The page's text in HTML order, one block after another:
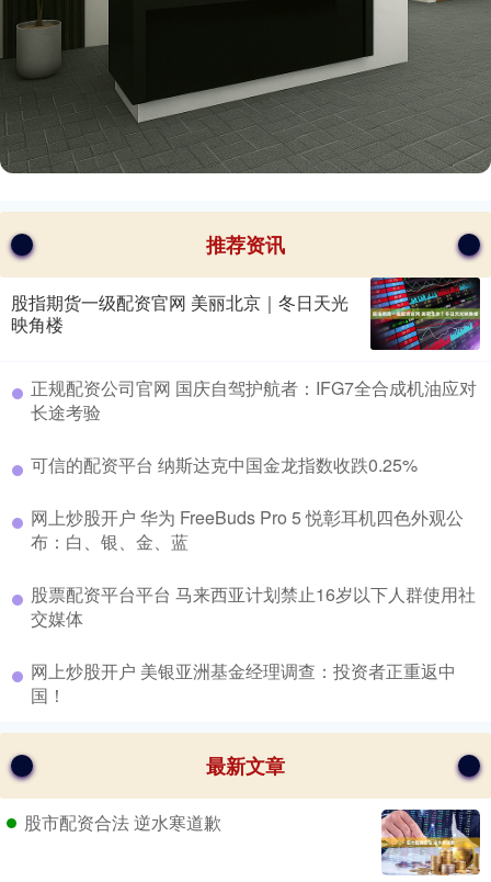
推荐资讯
股指期货一级配资官网 美丽北京｜冬日天光
映角楼
​正规配资公司官网 国庆自驾护航者：IFG7全合成机油应对
长途考验
​可信的配资平台 纳斯达克中国金龙指数收跌0.25%
​网上炒股开户 华为 FreeBuds Pro 5 悦彰耳机四色外观公
布：白、银、金、蓝
​股票配资平台平台 马来西亚计划禁止16岁以下人群使用社
交媒体
​网上炒股开户 美银亚洲基金经理调查：投资者正重返中
国！
最新文章
股市配资合法 逆水寒道歉